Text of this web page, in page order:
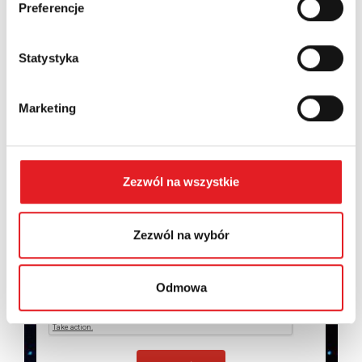
Preferencje
Statystyka
Marketing
Zezwól na wszystkie
Zezwól na wybór
Odmowa
Contents: *
I consent to the processing of my personal data by
personal data in thePrivacy Policy*
*